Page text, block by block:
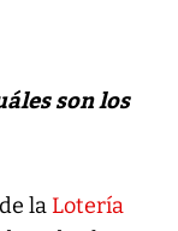
son los
laLotería